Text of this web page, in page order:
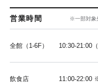
営業時間 ※一部対象
全館（1-6F） 10:30-21:00
飲食店 11:00-22:00